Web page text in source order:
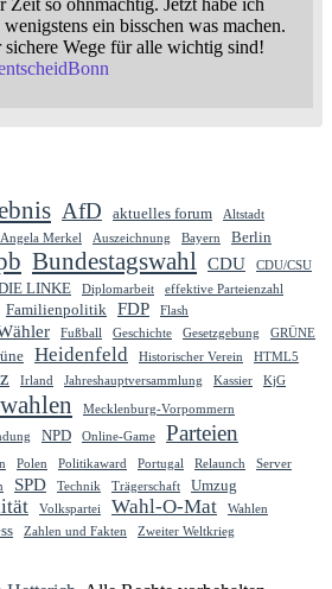
so ohnmächtig. Jetzt habe ich
ein bisschen was machen.
sichere Wege für alle wichtig sind!
AfD aktuelles forum
Altstadt
Angela Merkel Auszeichnung Bayern Berlin
Bundestagswahl CDU
CDU/CSU
LINKE Diplomarbeit
effektive Parteienzahl
Familienpolitik FDP Flash
Fußball Geschichte Gesetzgebung
GRÜNE
Heidenfeld Historischer Verein
HTML5
Irland Jahreshauptversammlung Kassier KjG
Mecklenburg-Vorpommern
NPD Online-Game Parteien
Polen Politikaward Portugal Relaunch
Server
SPD Technik Trägerschaft Umzug
Volkspartei Wahl-O-Mat
Wahlen
Zahlen und Fakten
Zweiter Weltkrieg